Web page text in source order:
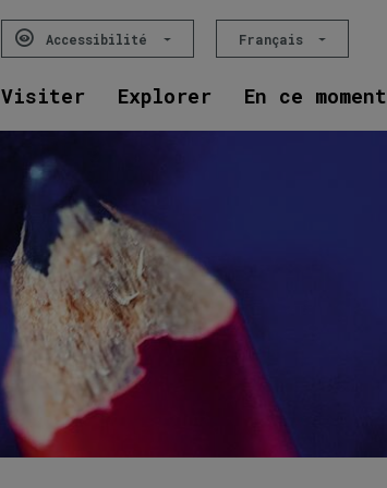
Accessibilité Français
Visiter Explorer En ce moment